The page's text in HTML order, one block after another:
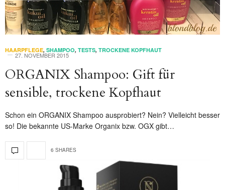
HAARPFLEGE, SHAMPOO, TESTS, TROCKENE KOPFHAUT
27. NOVEMBER 2015
ORGANIX Shampoo: Gift für
sensible, trockene Kopfhaut
Schon ein ORGANIX Shampoo ausprobiert? Nein? Vielleicht besser
so! Die bekannte US-Marke Organix bzw. OGX gibt…
6 SHARES